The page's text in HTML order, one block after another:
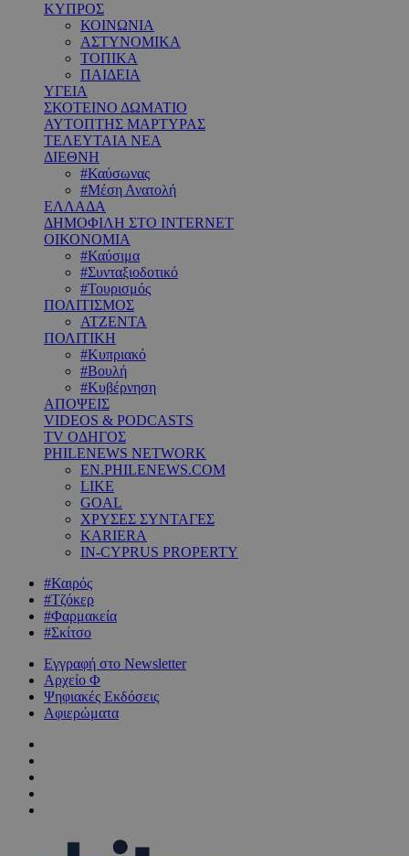
ΚΥΠΡΟΣ
ΚΟΙΝΩΝΙΑ
ΑΣΤΥΝΟΜΙΚΑ
ΤΟΠΙΚΑ
ΠΑΙΔΕΙΑ
ΥΓΕΙΑ
ΣΚΟΤΕΙΝΟ ΔΩΜΑΤΙΟ
ΑΥΤΟΠΤΗΣ ΜΑΡΤΥΡΑΣ
ΤΕΛΕΥΤΑΙΑ ΝΕΑ
ΔΙΕΘΝΗ
#Καύσωνας
#Μέση Ανατολή
ΕΛΛΑΔΑ
ΔΗΜΟΦΙΛΗ ΣΤΟ INTERNET
ΟΙΚΟΝΟΜΙΑ
#Καύσιμα
#Συνταξιοδοτικό
#Τουρισμός
ΠΟΛΙΤΙΣΜΟΣ
ΑΤΖΕΝΤΑ
ΠΟΛΙΤΙΚΗ
#Κυπριακό
#Βουλή
#Κυβέρνηση
ΑΠΟΨΕΙΣ
VIDEOS & PODCASTS
TV ΟΔΗΓΟΣ
PHILENEWS NETWORK
EN.PHILENEWS.COM
LIKE
GOAL
ΧΡΥΣΕΣ ΣΥΝΤΑΓΕΣ
KARIERA
IN-CYPRUS PROPERTY
#Καιρός
#Τζόκερ
#Φαρμακεία
#Σκίτσο
Εγγραφή στο Newsletter
Αρχείο Φ
Ψηφιακές Εκδόσεις
Αφιερώματα